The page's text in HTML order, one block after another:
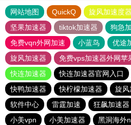
网站地图 QuickQ 旋风加速度器
坚果加速器
tiktok加速器
狗急
免费vqn外网加速
小蓝鸟 优途
旋风加速器
免费vps加速器外网苹
快连加速器
快连加速器官网入口
快鸭加速器
快柠檬加速器 旋风
软件中心
雷霆加速 狂飙加速器
小美vpn
小美加速器
黑洞海外